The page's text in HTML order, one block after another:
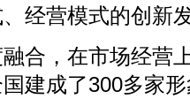
经营模式的创新
，在市场经营
建成了300多家